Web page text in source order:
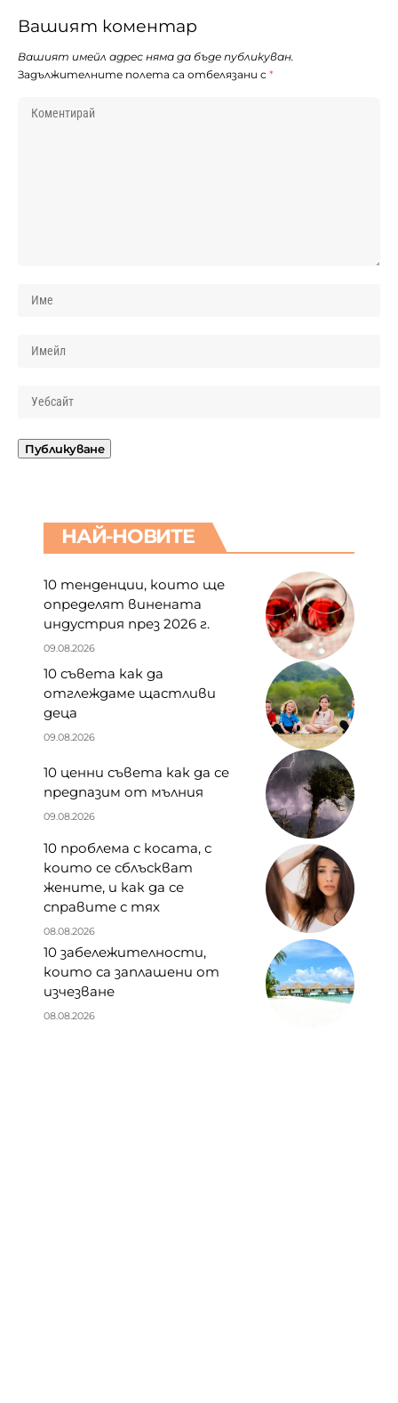
Вашият коментар
Вашият имейл адрес няма да бъде публикуван.
Задължителните полета са отбелязани с *
НАЙ-НОВИТЕ
10 тенденции, които ще
определят винената
индустрия през 2026 г.
09.08.2026
10 съвета как да
отглеждаме щастливи
деца
09.08.2026
10 ценни съвета как да се
предпазим от мълния
09.08.2026
10 проблема с косата, с
които се сблъскват
жените, и как да се
справите с тях
08.08.2026
10 забележителности,
които са заплашени от
изчезване
08.08.2026